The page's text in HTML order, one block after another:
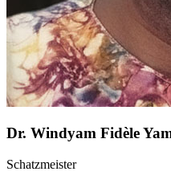
Dr. Windyam Fidèle
Schatzmeister